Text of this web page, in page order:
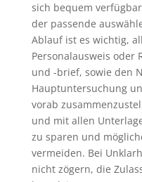
sich bequem
der passende
Ablauf ist es wichtig,
Personalausweis oder
und -brief, sowie den
Hauptuntersuchung
vorab
und mit allen
zu sparen und
vermeiden. Bei
nicht zögern, die